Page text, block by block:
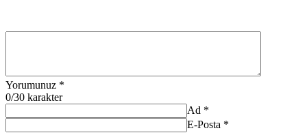
Yorumunuz *
0/30 karakter
Ad *
E-Posta *